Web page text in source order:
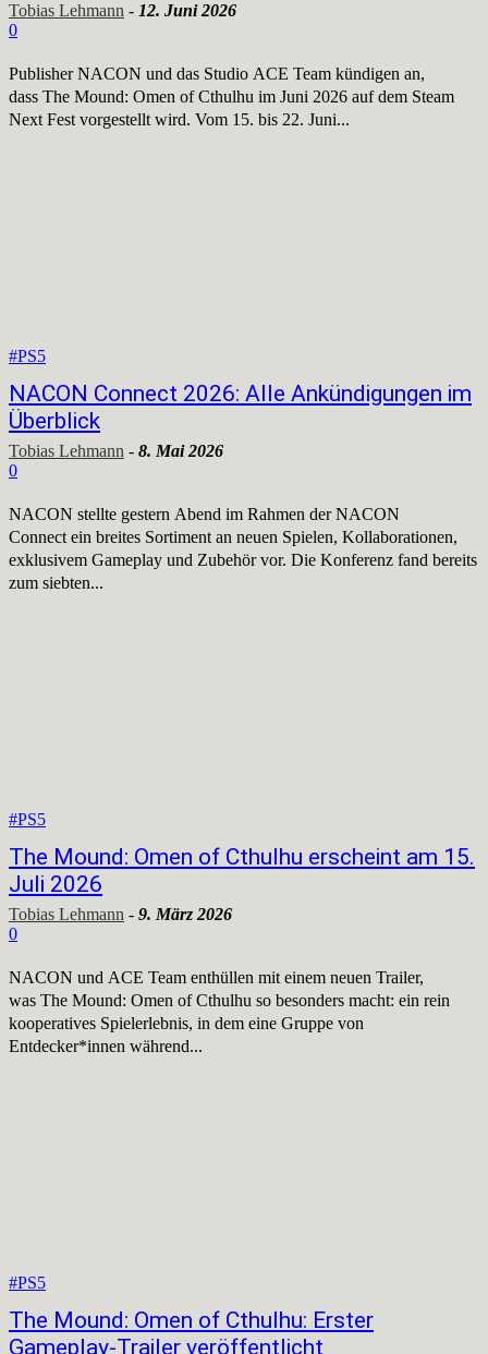
Tobias Lehmann - 12. Juni 2026
0
Publisher NACON und das Studio ACE Team kündigen an,
dass The Mound: Omen of Cthulhu im Juni 2026 auf dem Steam
Next Fest vorgestellt wird. Vom 15. bis 22. Juni...
#PS5
NACON Connect 2026: Alle Ankündigungen im
Überblick
Tobias Lehmann - 8. Mai 2026
0
NACON stellte gestern Abend im Rahmen der NACON
Connect ein breites Sortiment an neuen Spielen, Kollaborationen,
exklusivem Gameplay und Zubehör vor. Die Konferenz fand bereits
zum siebten...
#PS5
The Mound: Omen of Cthulhu erscheint am 15.
Juli 2026
Tobias Lehmann - 9. März 2026
0
NACON und ACE Team enthüllen mit einem neuen Trailer,
was The Mound: Omen of Cthulhu so besonders macht: ein rein
kooperatives Spielerlebnis, in dem eine Gruppe von
Entdecker*innen während...
#PS5
The Mound: Omen of Cthulhu: Erster
Gameplay-Trailer veröffentlicht